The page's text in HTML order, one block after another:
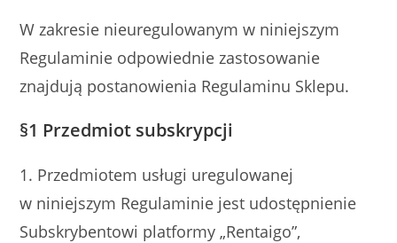
W zakresie nieuregulowanym w niniejszym
Regulaminie odpowiednie zastosowanie
znajdują postanowienia Regulaminu Sklepu.
§1 Przedmiot subskrypcji
1. Przedmiotem usługi uregulowanej
w niniejszym Regulaminie jest udostępnienie
Subskrybentowi platformy „Rentaigo”,